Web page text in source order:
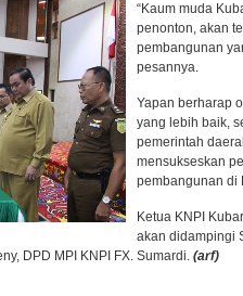
“Kaum muda
penonton, akan
pembangunan
pesannya.
Yapan berharap
yang lebih baik,
pemerintah
mensukseskan
pembangunan di
Ketua KNPI
akan didampingi
DPD MPI KNPI FX. Sumardi. (arf)